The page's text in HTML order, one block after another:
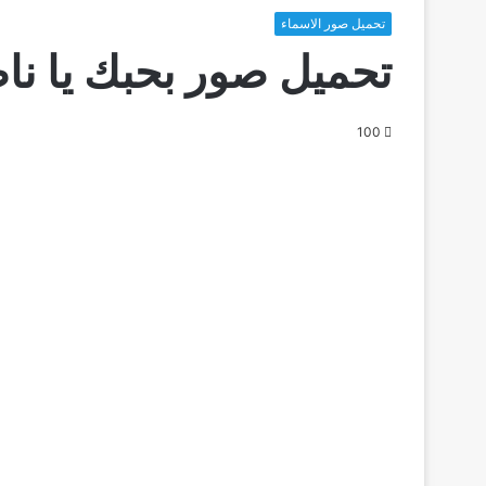
تحميل صور الاسماء
تحميل صور بحبك يا
100